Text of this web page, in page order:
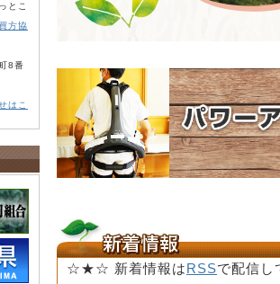
とこ
方協
8番
はこ
☆★☆ 新着情報はRSSで配信